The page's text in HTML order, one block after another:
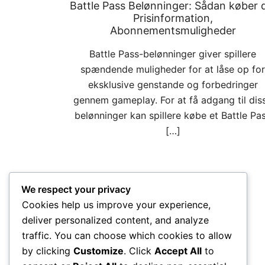
Battle Pass Belønninger: Sådan køber
Prisinformation,
Abonnementsmuligheder
Battle Pass-belønninger giver spillere
spændende muligheder for at låse op for
eksklusive genstande og forbedringer
gennem gameplay. For at få adgang til
belønninger kan spillere købe et Battle
[…]
Posts
We respect your privacy
Cookies help us improve your experience,
deliver personalized content, and analyze
traffic. You can choose which cookies to allow
by clicking Customize. Click Accept All to